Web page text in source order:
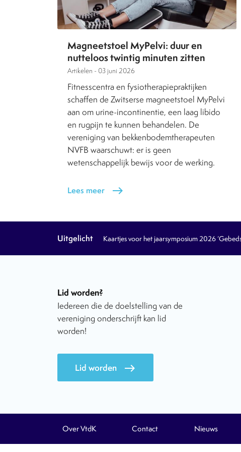
Magneetstoel MyPelvi: duur en
nutteloos twintig minuten zitten
Artikelen - 03 juni 2026
Fitnesscentra en fysiotherapiepraktijken
schaffen de Zwitserse magneetstoel MyPelvi
aan om urine-incontinentie, een laag libido
en rugpijn te kunnen behandelen. De
vereniging van bekkenbodemtherapeuten
NVFB waarschuwt: er is geen
wetenschappelijk bewijs voor de werking.
Lees meer east
Uitgelicht Kaartjes voor het jaarsymposium 2026
Lid worden?
Iedereen die de doelstelling van de
vereniging onderschrijft kan lid
worden!
Lid worden east
Over VtdK Contact Nieuws